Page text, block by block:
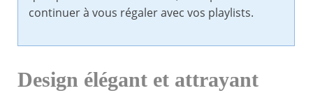
continuer à vous régaler avec vos playlists.
Design élégant et attrayant